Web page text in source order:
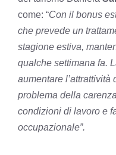
come: “Con il bonus
che prevede un
stagione estiva,
qualche settimana fa.
aumentare
problema della
condizioni di lavoro e
occupazionale”.